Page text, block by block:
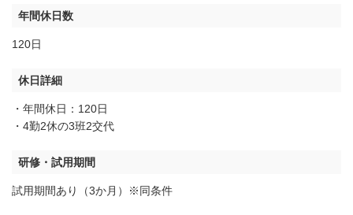
年間休日数
120日
休日詳細
・年間休日：120日
・4勤2休の3班2交代
研修・試用期間
試用期間あり（3か月）※同条件